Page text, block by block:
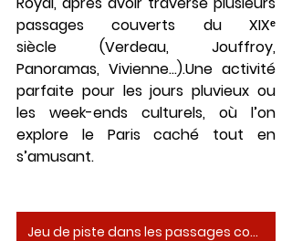
passages couverts du XIXᵉ
siècle (Verdeau, Jouffroy,
Panoramas, Vivienne…).Une activité
parfaite pour les jours pluvieux ou
les week-ends culturels, où l’on
explore le Paris caché tout en
s’amusant.
Jeu de piste dans les passages couverts jusqu’au Palais-Royal